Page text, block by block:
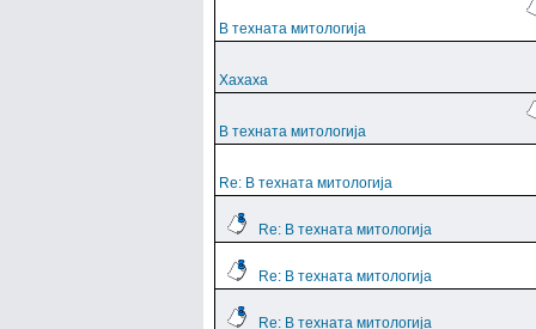
В техната митологија
Хахаха
В техната митологија
Re: В техната митологија
Re: В техната митологија
Re: В техната митологија
Re: В техната митологија